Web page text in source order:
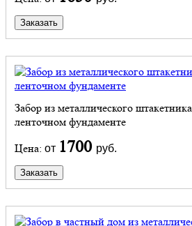
Заказать
Забор из металлического
ленточном фундаменте
Цена: от 1700 руб.
Заказать